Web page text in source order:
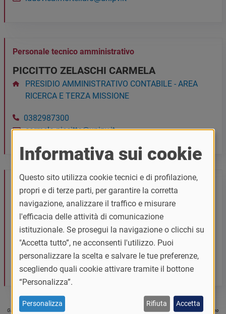
Personale tecnico amministrativo
PICCITTO ZELASCHI CARMELA
PRESIDIO AMMINISTRATIVO CONTABILE - AREA
RICERCA E TERZA MISSIONE
0382987300
carmela.piccitto@unipv.it
Personale tecnico amministrativo
SERRA ANNA MORENA
PRESIDIO AMMINISTRATIVO CONTABILE - AREA
RICERCA E TERZA MISSIONE
Gli indirizzi e-mail presenti su questo sito sono pubblicati per i fini istituzionali dell'Università e recano
Informativa sui cookie
Questo sito utilizza cookie tecnici e di profilazione,
propri e di terze parti, per garantire la corretta
navigazione, analizzare il traffico e misurare
l'efficacia delle attività di comunicazione
istituzionale. Se prosegui la navigazione o clicchi su
"Accetta tutto”, ne acconsenti l'utilizzo. Puoi
personalizzare la scelta e salvare le tue preferenze,
scegliendo quali cookie attivare tramite il bottone
“Personalizza”.
Personalizza Rifiuta Accetta